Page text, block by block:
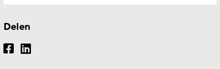
Delen